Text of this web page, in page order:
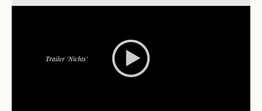
Trailer 'Nichts'